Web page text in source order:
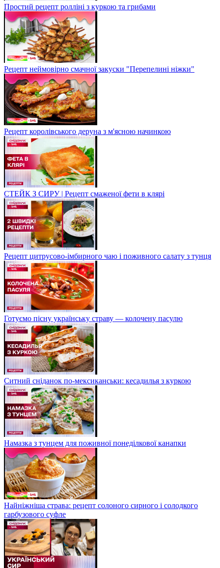
Простий рецепт ролліні з куркою та грибами
Рецепт неймовірно смачної закуски "Перепелині ніжки"
Рецепт королівського деруна з м'ясною начинкою
СТЕЙК З СИРУ | Рецепт смаженої фети в клярі
Рецепт цитрусово-імбирного чаю і поживного салату з тунця
Готуємо пісну українську страву — колочену пасулю
Ситний сніданок по-мексиканськи: кесадилья з куркою
Намазка з тунцем для поживної понеділкової канапки
Найніжніша страва: рецепт солоного сирного і солодкого
гарбузового суфле